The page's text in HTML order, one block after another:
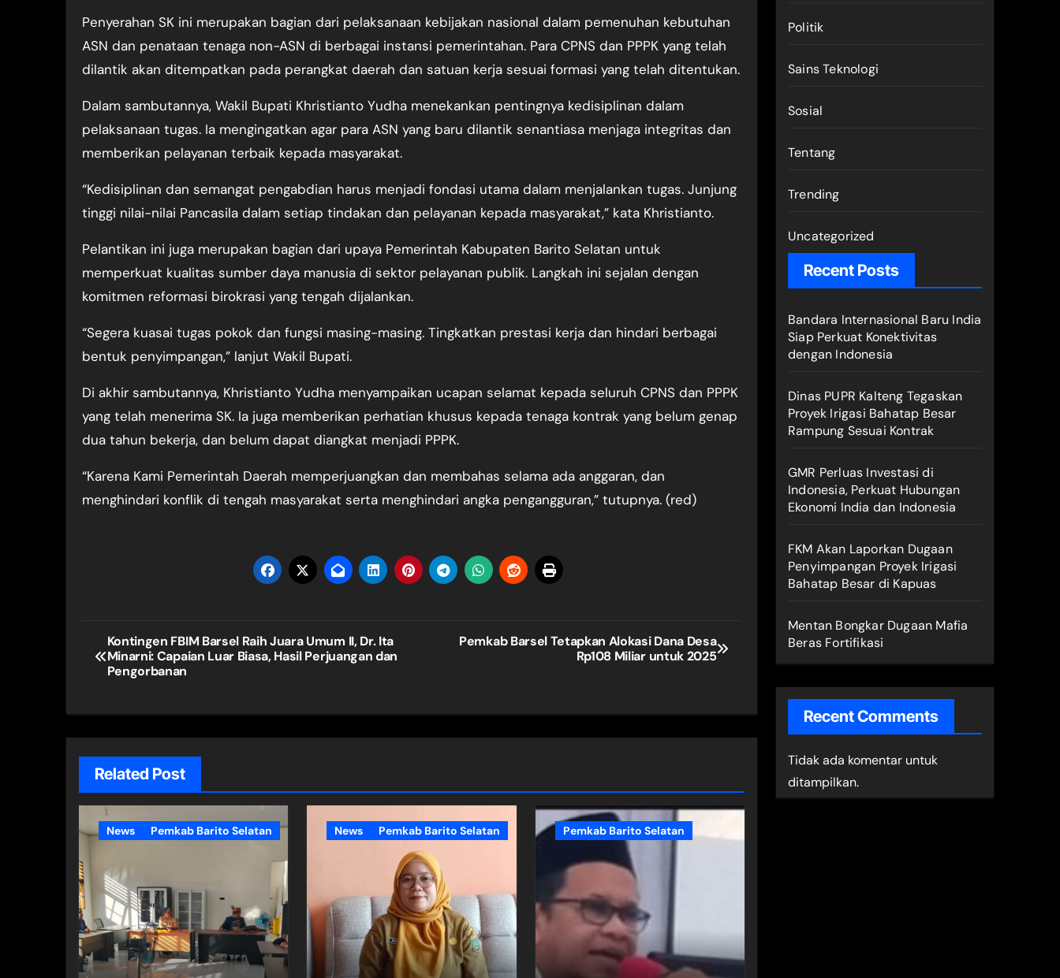
Penyerahan SK ini merupakan bagian dari pelaksanaan kebijakan nasional dalam pemenuhan kebutuhan
ASN dan penataan tenaga non-ASN di berbagai instansi pemerintahan. Para CPNS dan PPPK yang telah
dilantik akan ditempatkan pada perangkat daerah dan satuan kerja sesuai formasi yang telah ditentukan.
Dalam sambutannya, Wakil Bupati Khristianto Yudha menekankan pentingnya kedisiplinan dalam
pelaksanaan tugas. Ia mengingatkan agar para ASN yang baru dilantik senantiasa menjaga integritas dan
memberikan pelayanan terbaik kepada masyarakat.
“Kedisiplinan dan semangat pengabdian harus menjadi fondasi utama dalam menjalankan tugas. Junjung
tinggi nilai-nilai Pancasila dalam setiap tindakan dan pelayanan kepada masyarakat,” kata Khristianto.
Pelantikan ini juga merupakan bagian dari upaya Pemerintah Kabupaten Barito Selatan untuk
memperkuat kualitas sumber daya manusia di sektor pelayanan publik. Langkah ini sejalan dengan
komitmen reformasi birokrasi yang tengah dijalankan.
“Segera kuasai tugas pokok dan fungsi masing-masing. Tingkatkan prestasi kerja dan hindari berbagai
bentuk penyimpangan,” lanjut Wakil Bupati.
Di akhir sambutannya, Khristianto Yudha menyampaikan ucapan selamat kepada seluruh CPNS dan PPPK
yang telah menerima SK. Ia juga memberikan perhatian khusus kepada tenaga kontrak yang belum genap
dua tahun bekerja, dan belum dapat diangkat menjadi PPPK.
“Karena Kami Pemerintah Daerah memperjuangkan dan membahas selama ada anggaran, dan
menghindari konflik di tengah masyarakat serta menghindari angka pengangguran,” tutupnya. (red)
Navigasi
pos
Kontingen FBIM Barsel Raih Juara Umum II, Dr. Ita
Minarni: Capaian Luar Biasa, Hasil Perjuangan dan
Pengorbanan
Pemkab Barsel Tetapkan Alokasi Dana Desa
Rp108 Miliar untuk 2025
Related Post
News Pemkab Barito Selatan News Pemkab Barito Selatan Pemkab Barito Selatan
Politik
Sains Teknologi
Sosial
Tentang
Trending
Uncategorized
Recent Posts
Bandara Internasional Baru India
Siap Perkuat Konektivitas
dengan Indonesia
Dinas PUPR Kalteng Tegaskan
Proyek Irigasi Bahatap Besar
Rampung Sesuai Kontrak
GMR Perluas Investasi di
Indonesia, Perkuat Hubungan
Ekonomi India dan Indonesia
FKM Akan Laporkan Dugaan
Penyimpangan Proyek Irigasi
Bahatap Besar di Kapuas
Mentan Bongkar Dugaan Mafia
Beras Fortifikasi
Recent Comments
Tidak ada komentar untuk
ditampilkan.